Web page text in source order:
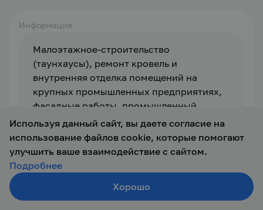
Информация
Малоэтажное-строительство
(таунхаусы), ремонт кровель и
внутренняя отделка помещений на
крупных промышленных предприятиях,
фасадные работы, промышленный
альпинизм, благоустройство территорий
и асфальтирование.
Отзывы
Используя данный сайт, вы даете согласие на
использование файлов cookie, которые помогают
улучшить ваше взаимодействие с сайтом.
Подробнее
Хорошо